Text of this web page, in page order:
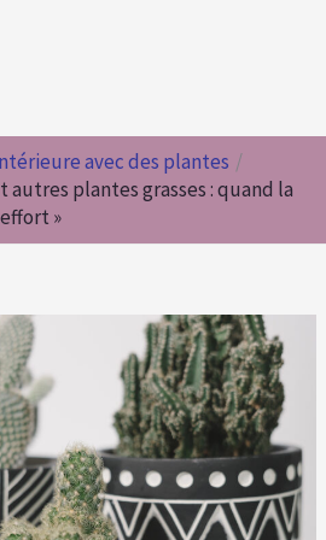
avec des plantes
plantes grasses : quand la
»